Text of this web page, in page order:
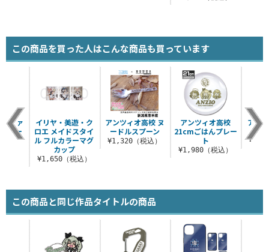
この商品を買った人はこんな商品も買っています
アンツィオ高校 ヌ
ードルスプーン
¥1,320（税込）
アンツィオ高校
21cmごはんプレー
ト
¥1,980（税込）
アン
ファ
トー
イリヤ・美遊・ク
ロエ メイドスタイ
ル フルカラーマグ
カップ
¥1,650（税込）
この商品と同じ作品タイトルの商品